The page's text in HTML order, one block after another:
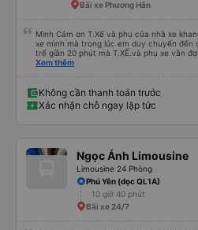
Bãi xe Phương Hân
Mình Cảm ơn T.Xế và phụ của nhà xe
xe mình mà trong lúc em duy chuyển đến
trể giần 20 phút mà T.XẾ.và phụ xe vẫn
mình như những nhà xe khác. Xe mình đi là loại xe 24p đôi . xe có rèm kéo
.và 1 trạm. Dùng cho mn ăn ún. Dù 2 trạm
liệu và cho mn đi wc nhưng nhà wc của
sạch sẽ. Hk có mùi khó chiệu như những trạm khác. Mà
phát triển mạnh hơn🥰
Xem thêm
Không cần thanh toán trước
Xác nhận chỗ ngay lập tức
Ngọc Ánh Limousine
Limousine 24 Phòng
Phú Yên (dọc QL1A)
10 giờ 40 phút
Bãi xe 24/7